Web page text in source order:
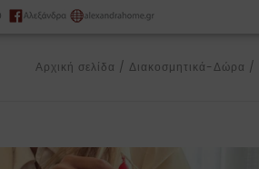
Αρχική σελίδα / Διακοσμητικά-Δώρα /